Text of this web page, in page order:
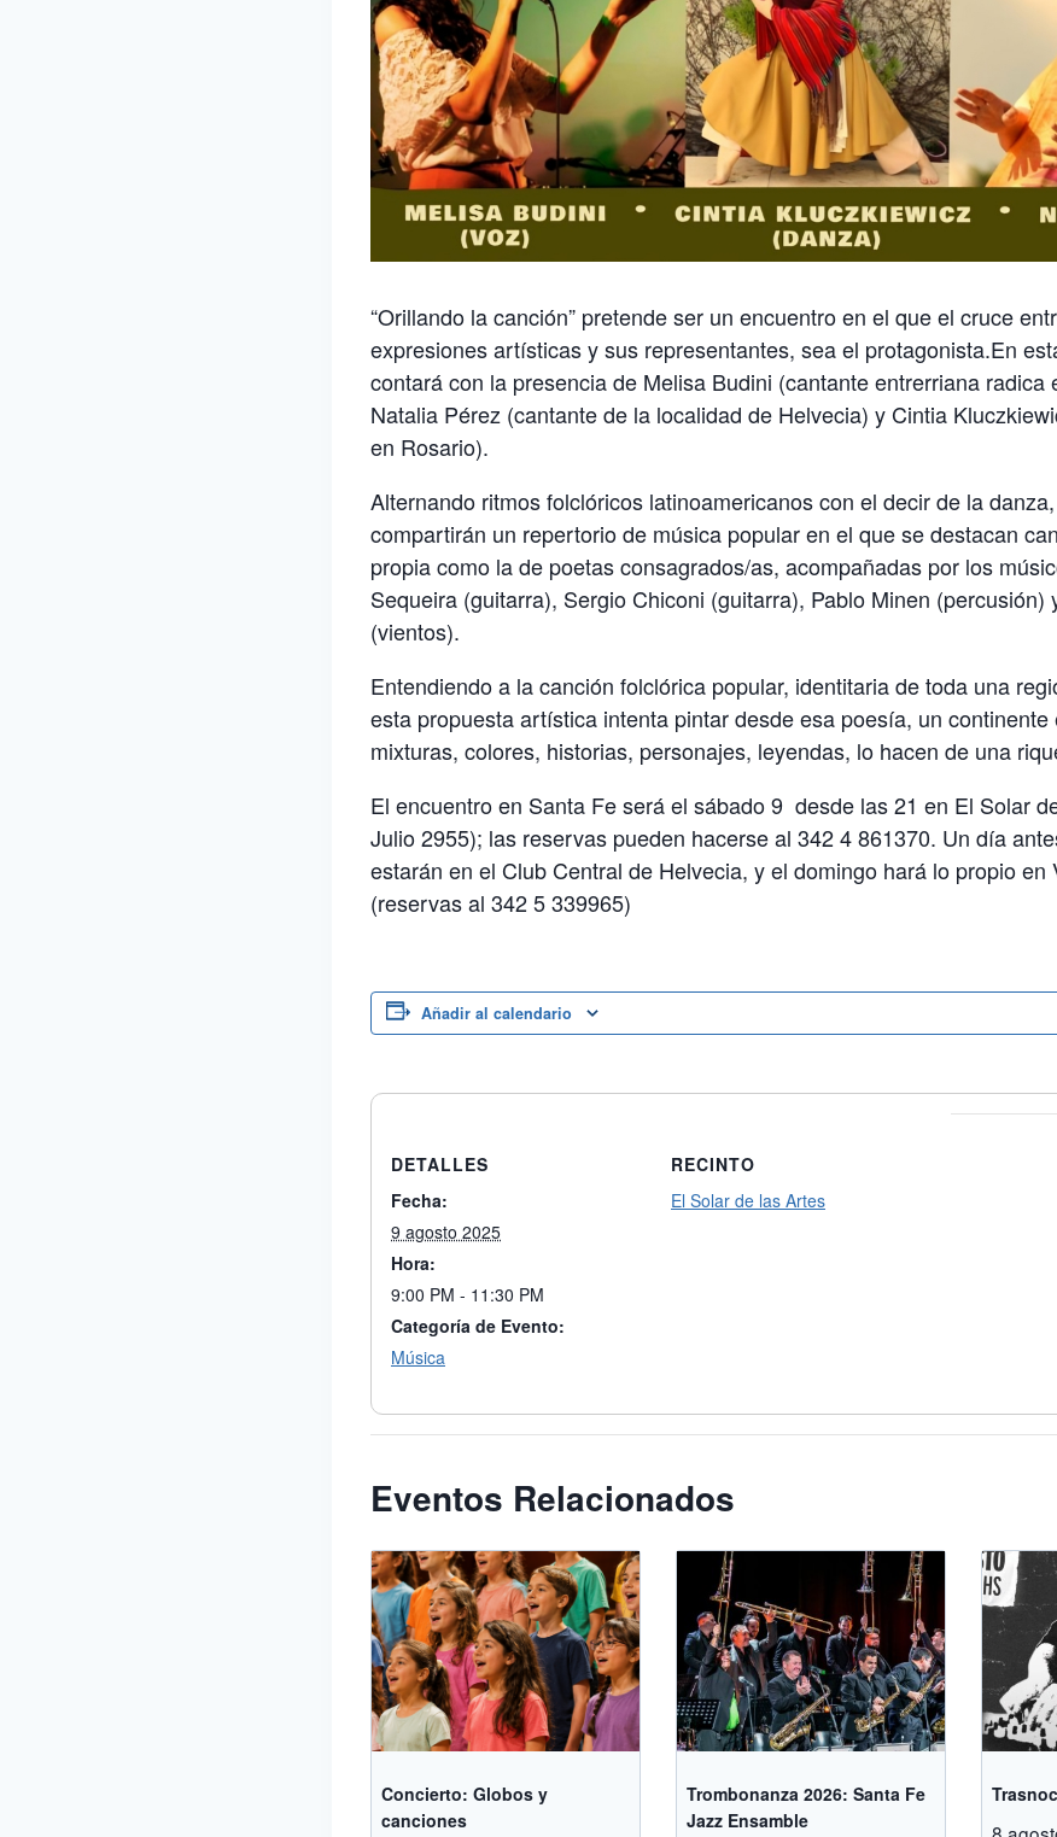
“Orillando la canción” pretende ser un encuentro en el que el cruce
expresiones artísticas y sus representantes, sea el protagonista.En
contará con la presencia de Melisa Budini (cantante entrerriana radica
Natalia Pérez (cantante de la localidad de Helvecia) y Cintia
en Rosario).
Alternando ritmos folclóricos latinoamericanos con el decir de la
compartirán un repertorio de música popular en el que se destacan
propia como la de poetas consagrados/as, acompañadas por los
Sequeira (guitarra), Sergio Chiconi (guitarra), Pablo Minen (percusión)
(vientos).
Entendiendo a la canción folclórica popular, identitaria de toda una
esta propuesta artística intenta pintar desde esa poesía, un continente
mixturas, colores, historias, personajes, leyendas, lo hacen de una
El encuentro en Santa Fe será el sábado 9 desde las 21 en El Solar
Julio 2955); las reservas pueden hacerse al 342 4 861370. Un día
estarán en el Club Central de Helvecia, y el domingo hará lo propio en
(reservas al 342 5 339965)
Añadir al calendario
DETALLES
Fecha:
9 agosto 2025
Hora:
9:00 PM - 11:30 PM
Categoría de Evento:
Música
RECINTO
El Solar de las Artes
Eventos Relacionados
Concierto: Globos y
canciones
Trombonanza 2026: Santa Fe
Jazz Ensamble